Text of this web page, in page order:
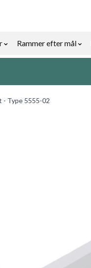
Rammer efter mål
- Type 5555-02